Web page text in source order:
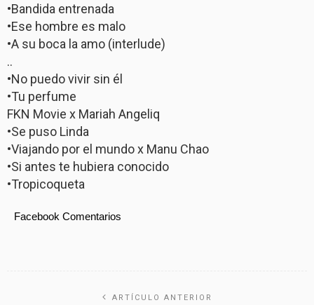
•Bandida entrenada
•Ese hombre es malo
•A su boca la amo (interlude)
..
•No puedo vivir sin él
•Tu perfume
FKN Movie x Mariah Angeliq
•Se puso Linda
•Viajando por el mundo x Manu Chao
•Si antes te hubiera conocido
•Tropicoqueta
Facebook Comentarios
ARTÍCULO ANTERIOR